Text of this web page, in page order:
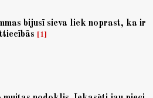
bijusī sieva liek noprast, ka ir
1